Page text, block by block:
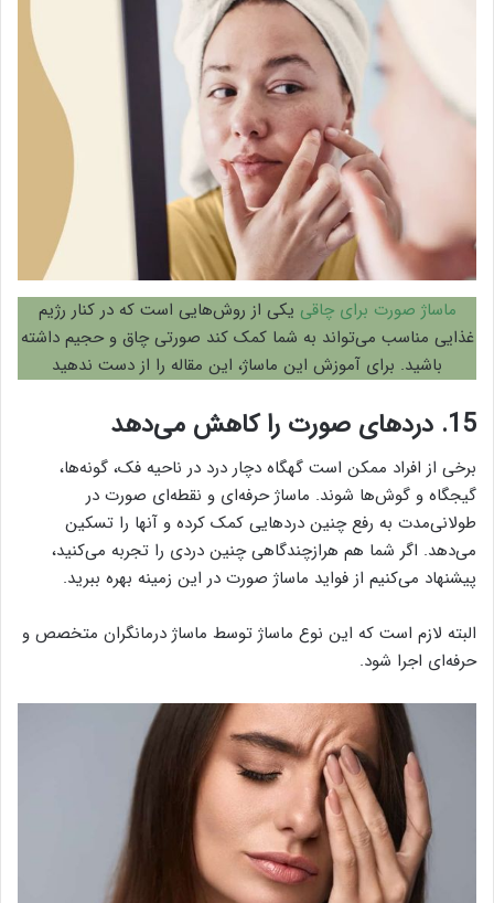
ماساژ صورت برای چاقی یکی از روش‌هایی است که در کنار رژیم
غذایی مناسب می‌تواند به شما کمک کند صورتی چاق و حجیم داشته
باشید. برای آموزش این ماساژ، این مقاله را از دست ندهید
15. دردهای صورت را کاهش می‌دهد
برخی از افراد ممکن است گهگاه دچار درد در ناحیه فک، گونه‌ها،
گیجگاه و گوش‌ها شوند. ماساژ حرفه‌ای و نقطه‌ای صورت در
طولانی‌مدت به رفع چنین دردهایی کمک کرده و آنها را تسکین
می‌دهد. اگر شما هم هرازچندگاهی چنین دردی را تجربه می‌کنید،
پیشنهاد می‌کنیم از فواید ماساژ صورت در این زمینه بهره ببرید.
البته لازم است که این نوع ماساژ توسط ماساژ درمانگران متخصص و
حرفه‌ای اجرا شود.